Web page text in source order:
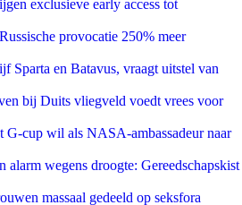
exclusieve early access tot
provocatie 250% meer
Sparta en Batavus, vraagt uitstel van
bij Duits vliegveld voedt vrees voor
G-cup wil als NASA-ambassadeur naar
alarm wegens droogte: Gereedschapskist
massaal gedeeld op seksfora